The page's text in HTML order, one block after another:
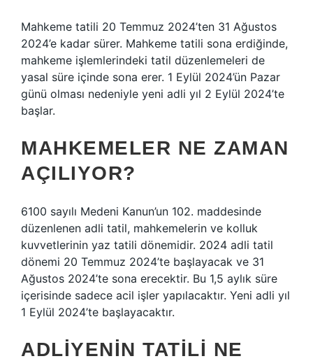
Mahkeme tatili 20 Temmuz 2024’ten 31 Ağustos
2024’e kadar sürer. Mahkeme tatili sona erdiğinde,
mahkeme işlemlerindeki tatil düzenlemeleri de
yasal süre içinde sona erer. 1 Eylül 2024’ün Pazar
günü olması nedeniyle yeni adli yıl 2 Eylül 2024’te
başlar.
MAHKEMELER NE ZAMAN
AÇILIYOR?
6100 sayılı Medeni Kanun’un 102. maddesinde
düzenlenen adli tatil, mahkemelerin ve kolluk
kuvvetlerinin yaz tatili dönemidir. 2024 adli tatil
dönemi 20 Temmuz 2024’te başlayacak ve 31
Ağustos 2024’te sona erecektir. Bu 1,5 aylık süre
içerisinde sadece acil işler yapılacaktır. Yeni adli yıl
1 Eylül 2024’te başlayacaktır.
ADLIYENIN TATILI NE